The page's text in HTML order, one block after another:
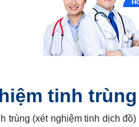
tinh
trùng (xét nghiệm tinh dịch